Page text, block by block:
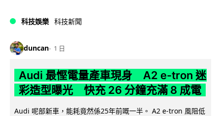
科技娛樂 科技新聞
duncan 1 日
Audi 最慳電量產車現身 A2 e-tron 迷
彩造型曝光 快充 26 分鐘充滿 8 成電
Audi 呢部新車，能耗竟然係25年前嘅一半。 A2 e-tron 風阻低